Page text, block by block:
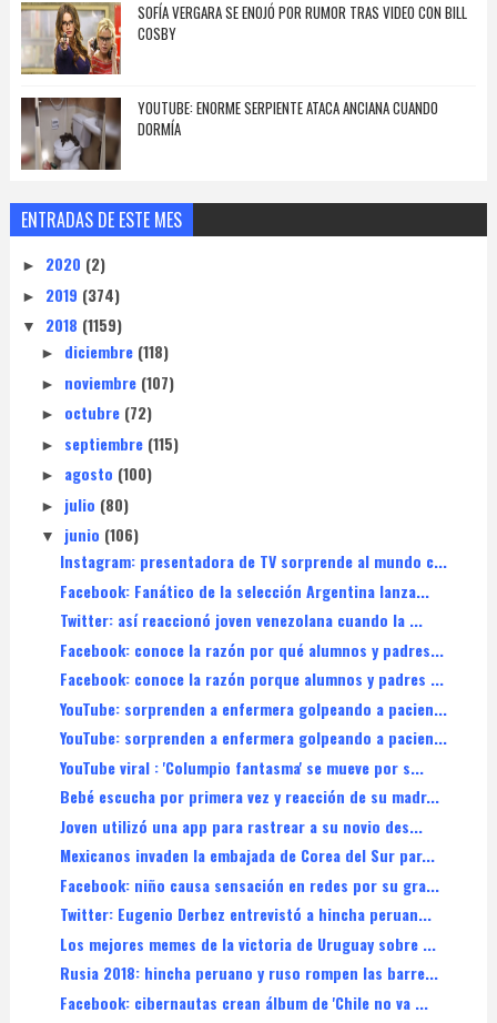
SOFÍA VERGARA SE ENOJÓ POR RUMOR TRAS VIDEO CON BILL
COSBY
YOUTUBE: ENORME SERPIENTE ATACA ANCIANA CUANDO
DORMÍA
ENTRADAS DE ESTE MES
► 2020 (2)
► 2019 (374)
▼ 2018 (1159)
► diciembre (118)
► noviembre (107)
► octubre (72)
► septiembre (115)
► agosto (100)
► julio (80)
▼ junio (106)
Instagram: presentadora de TV sorprende al mundo c...
Facebook: Fanático de la selección Argentina lanza...
Twitter: así reaccionó joven venezolana cuando la ...
Facebook: conoce la razón por qué alumnos y padres...
Facebook: conoce la razón porque alumnos y padres ...
YouTube: sorprenden a enfermera golpeando a pacien...
YouTube: sorprenden a enfermera golpeando a pacien...
YouTube viral : 'Columpio fantasma' se mueve por s...
Bebé escucha por primera vez y reacción de su madr...
Joven utilizó una app para rastrear a su novio des...
Mexicanos invaden la embajada de Corea del Sur par...
Facebook: niño causa sensación en redes por su gra...
Twitter: Eugenio Derbez entrevistó a hincha peruan...
Los mejores memes de la victoria de Uruguay sobre ...
Rusia 2018: hincha peruano y ruso rompen las barre...
Facebook: cibernautas crean álbum de 'Chile no va ...